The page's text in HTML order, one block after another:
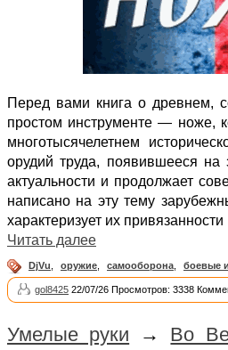
Перед вами книга о древнем,
простом инструменте — ноже,
многотысячелетнем
орудий труда, появившееся на
актуальности и продолжает
написано на эту тему
характеризует их
Читать далее
DjVu оружие самооборона боевые
gol8425 22/07/26 Просмотров: 3338
Умелые руки → Bo